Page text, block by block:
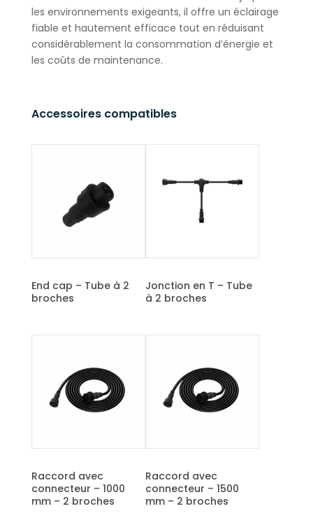
les environnements exigeants, il offre un éclairage
fiable et hautement efficace tout en réduisant
considérablement la consommation d’énergie et
les coûts de maintenance.
Accessoires compatibles
End cap – Tube à 2
broches
Jonction en T – Tube
à 2 broches
Raccord avec
connecteur – 1000
mm – 2 broches
Raccord avec
connecteur – 1500
mm – 2 broches